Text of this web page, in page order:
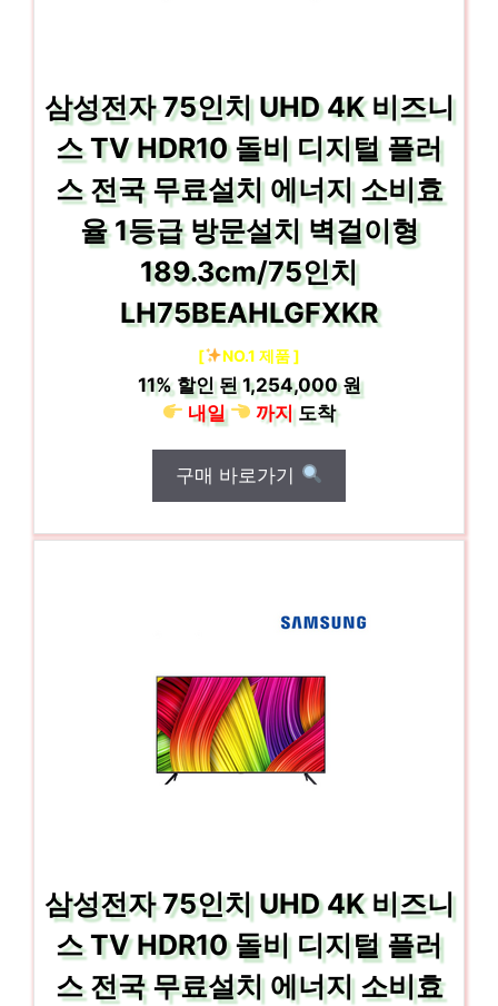
삼성전자 75인치 UHD 4K 비즈니
스 TV HDR10 돌비 디지털 플러
스 전국 무료설치 에너지 소비효
율 1등급 방문설치 벽걸이형
189.3cm/75인치
LH75BEAHLGFXKR
[ NO.1 제품 ]
11%할인 된1,254,000 원
내일
까지도착
구매 바로가기
삼성전자 75인치 UHD 4K 비즈니
스 TV HDR10 돌비 디지털 플러
스 전국 무료설치 에너지 소비효